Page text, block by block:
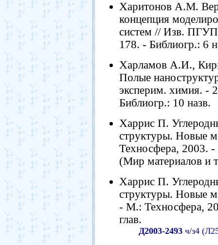
Харитонов А.М.
концепция
систем // Изв.
178. - Библиогр.: 6
Харламов А.И.,
Полые
эксперим. химия. -
Библиогр.: 10 назв.
Харрис П.
структуры. Новые
Техносфера, 2003.
(Мир материалов и
Харрис П.
структуры. Новые
- М.: Техносфера,
глав.
Д2003-2493 ч/з4